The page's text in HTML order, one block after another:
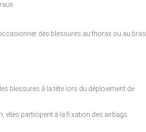
des blessures au thorax ou au bras
blessures à la tête lors du déploiement de
elles participent à la fi xation des airbags